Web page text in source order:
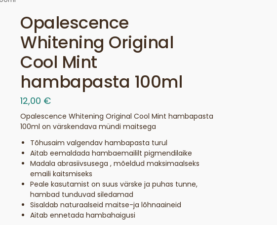
Opalescence
Whitening Original
Cool Mint
hambapasta 100ml
12,00 €
Opalescence Whitening Original Cool Mint hambapasta
100ml on värskendava mündi maitsega
Tõhusaim valgendav hambapasta turul
Aitab eemaldada hambaemaililt pigmendilaike
Madala abrasiivsusega , mõeldud maksimaalseks
emaili kaitsmiseks
Peale kasutamist on suus värske ja puhas tunne,
hambad tunduvad siledamad
Sisaldab naturaalseid maitse-ja lõhnaaineid
Aitab ennetada hambahaigusi